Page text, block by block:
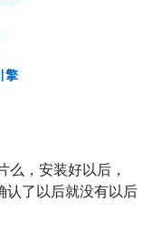
擎
，安装好以后，
认了以后就没有以后